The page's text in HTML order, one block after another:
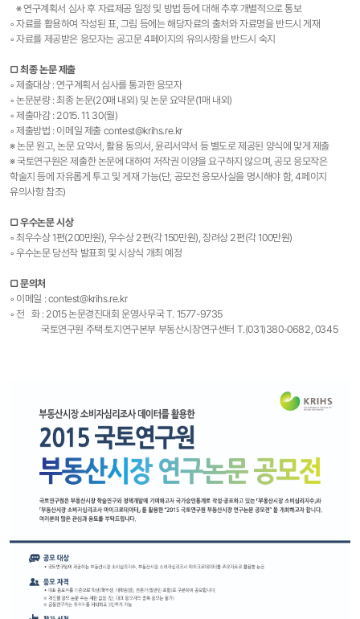
※ 연구계획서 심사 후 자료제공 일정 및 방법 등에 대해 추후 개별적으로 통보
◦ 자료를 활용하여 작성된 표, 그림 등에는 해당자료의 출처와 자료명을 반드시 게재
◦ 자료를 제공받은 응모자는 공고문 4페이지의 유의사항을 반드시 숙지
▢ 최종 논문 제출
◦ 제출대상 : 연구계획서 심사를 통과한 응모자
◦ 논문분량 : 최종 논문(20매 내외) 및 논문 요약문(1매 내외)
◦ 제출마감 : 2015. 11. 30(월)
◦ 제출방법 : 이메일 제출 contest@krihs.re.kr
※ 논문 원고, 논문 요약서, 활용 동의서, 윤리서약서 등 별도로 제공된 양식에 맞게 제출
※ 국토연구원은 제출한 논문에 대하여 저작권 이양을 요구하지 않으며, 공모 응모작은
학술지 등에 자유롭게 투고 및 게재 가능(단, 공모전 응모사실을 명시해야 함, 4페이지
유의사항 참조)
▢ 우수논문 시상
◦ 최우수상 1편(200만원), 우수상 2편(각 150만원), 장려상 2편(각 100만원)
◦ 우수논문 당선작 발표회 및 시상식 개최 예정
▢ 문의처
◦ 이메일 : contest@krihs.re.kr
◦ 전 화 : 2015 논문경진대회 운영사무국T. 1577-9735
국토연구원 주택·토지연구본부 부동산시장연구센터 T.(031)380-0682, 0345